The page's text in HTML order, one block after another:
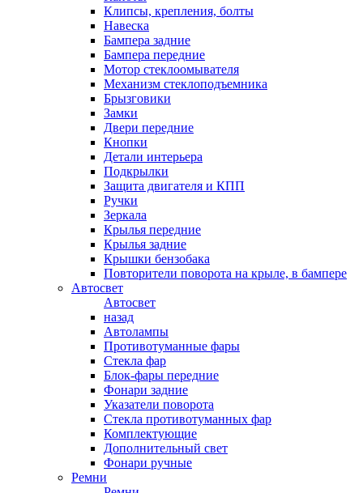
Клипсы, крепления, болты
Навеска
Бампера задние
Бампера передние
Мотор стеклоомывателя
Механизм стеклоподъемника
Брызговики
Замки
Двери передние
Кнопки
Детали интерьера
Подкрылки
Защита двигателя и КПП
Ручки
Зеркала
Крылья передние
Крылья задние
Крышки бензобака
Повторители поворота на крыле, в бампере
Автосвет
Автосвет
назад
Автолампы
Противотуманные фары
Стекла фар
Блок-фары передние
Фонари задние
Указатели поворота
Стекла противотуманных фар
Комплектующие
Дополнительный свет
Фонари ручные
Ремни